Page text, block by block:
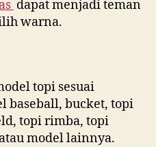
dapat menjadi teman
warna.
topi sesuai
baseball, bucket, topi
topi rimba, topi
model lainnya.